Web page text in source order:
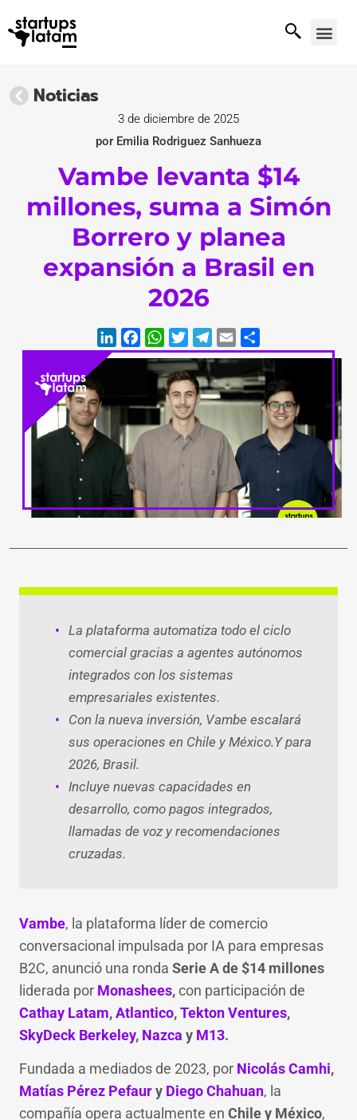
Noticias
3 de diciembre de 2025
por Emilia Rodriguez Sanhueza
Vambe levanta $14
millones, suma a Simón
Borrero y planea
expansión a Brasil en
2026
LinkedIn
Facebook
WhatsApp
Twitter
La plataforma automatiza todo el ciclo
comercial gracias a agentes autónomos
integrados con los sistemas
empresariales existentes.
Con la nueva inversión, Vambe escalará
sus operaciones en Chile y México.Y para
2026, Brasil.
Incluye nuevas capacidades en
desarrollo, como pagos integrados,
llamadas de voz y recomendaciones
cruzadas.
Vambe, la plataforma líder de comercio
conversacional impulsada por IA para empresas
B2C, anunció una ronda Serie A de $14 millones
liderada por Monashees,con participación de
Cathay Latam,Atlantico,Tekton Ventures,
SkyDeck Berkeley, Nazca y M13.
Fundada a mediados de 2023, por Nicolás Camhi,
Matías Pérez Pefaury Diego Chahuan, la
compañía opera actualmente en Chile y México,